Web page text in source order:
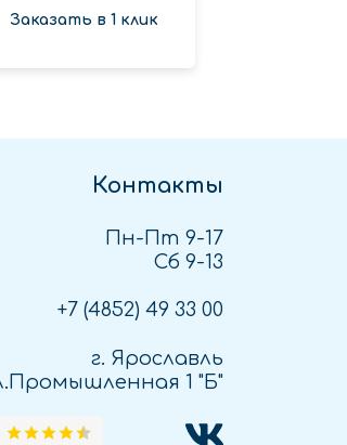
Заказать в 1 клик
Контакты
Пн-Пт 9-17
Сб 9-13
+7 (4852) 49 33 00
г. Ярославль
1 "Б"